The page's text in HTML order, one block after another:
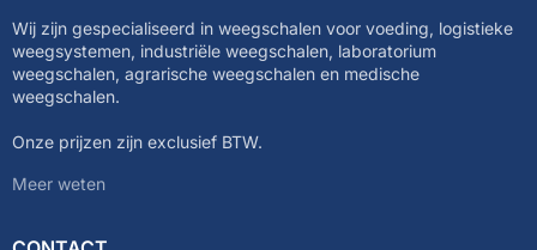
Wij zijn gespecialiseerd in weegschalen voor voeding, logistieke
weegsystemen, industriële weegschalen, laboratorium
weegschalen, agrarische weegschalen en medische
weegschalen.
Onze prijzen zijn exclusief BTW.
Meer weten